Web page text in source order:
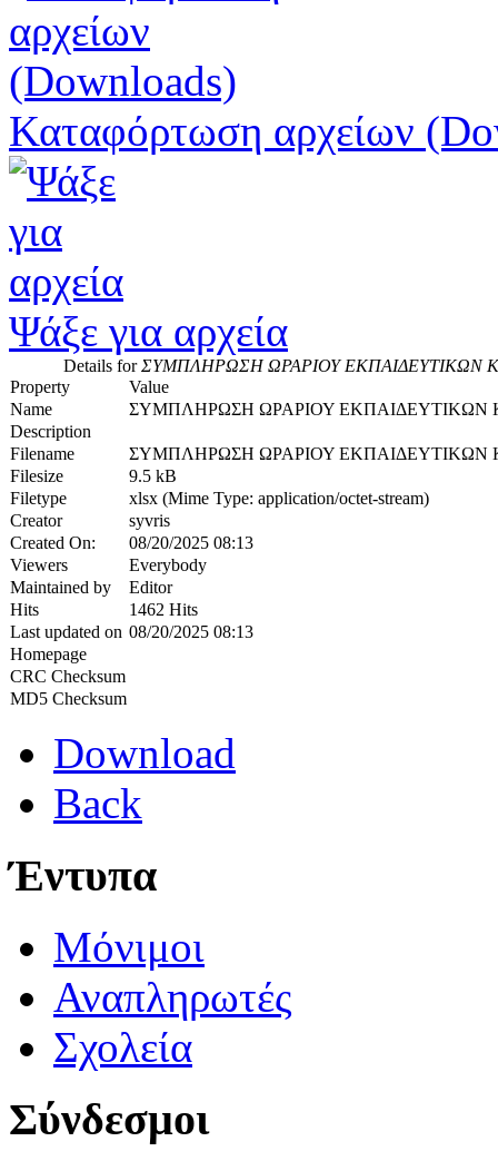
Καταφόρτωση αρχείων
Ψάξε για αρχεία
Details forΣΥΜΠΛΗΡΩΣΗ ΩΡΑΡΙΟΥ ΕΚΠΑΙΔΕΥΤΙΚΩΝ
Property
Value
Name
ΣΥΜΠΛΗΡΩΣΗ ΩΡΑΡΙΟΥ ΕΚΠΑΙΔΕΥΤΙΚΩΝ
Description
Filename
ΣΥΜΠΛΗΡΩΣΗ ΩΡΑΡΙΟΥ ΕΚΠΑΙΔΕΥΤΙΚΩΝ
Filesize
9.5 kB
Filetype
xlsx (Mime Type: application/octet-stream)
Creator
syvris
Created On:
08/20/2025 08:13
Viewers
Everybody
Maintained by
Editor
Hits
1462 Hits
Last updated on 08/20/2025 08:13
Homepage
CRC Checksum
MD5 Checksum
Download
Back
Έντυπα
Μόνιμοι
Αναπληρωτές
Σχολεία
Σύνδεσμοι